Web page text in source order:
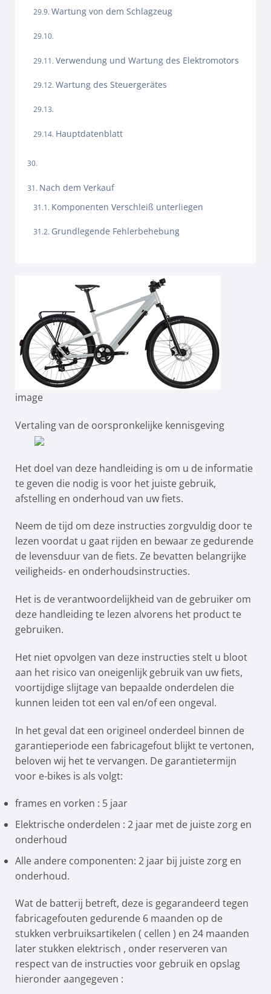
Wartung von dem Schlagzeug
Verwendung und Wartung des Elektromotors
Wartung des Steuergerätes
Hauptdatenblatt
Nach dem Verkauf
Komponenten Verschleiß unterliegen
Grundlegende Fehlerbehebung
image
Vertaling van de oorspronkelijke kennisgeving
Het doel van deze handleiding is om u de informatie
te geven die nodig is voor het juiste gebruik,
afstelling en onderhoud van uw fiets.
Neem de tijd om deze instructies zorgvuldig door te
lezen voordat u gaat rijden en bewaar ze gedurende
de levensduur van de fiets. Ze bevatten belangrijke
veiligheids- en onderhoudsinstructies.
Het is de verantwoordelijkheid van de gebruiker om
deze handleiding te lezen alvorens het product te
gebruiken.
Het niet opvolgen van deze instructies stelt u bloot
aan het risico van oneigenlijk gebruik van uw fiets,
voortijdige slijtage van bepaalde onderdelen die
kunnen leiden tot een val en/of een ongeval.
In het geval dat een origineel onderdeel binnen de
garantieperiode een fabricagefout blijkt te vertonen,
beloven wij het te vervangen. De garantietermijn
voor e-bikes is als volgt:
frames en vorken : 5 jaar
Elektrische onderdelen : 2 jaar met de juiste zorg en
onderhoud
Alle andere componenten: 2 jaar bij juiste zorg en
onderhoud.
Wat de batterij betreft, deze is gegarandeerd tegen
fabricagefouten gedurende 6 maanden op de
stukken verbruiksartikelen ( cellen ) en 24 maanden
later stukken elektrisch , onder reserveren van
respect van de instructies voor gebruik en opslag
hieronder aangegeven :